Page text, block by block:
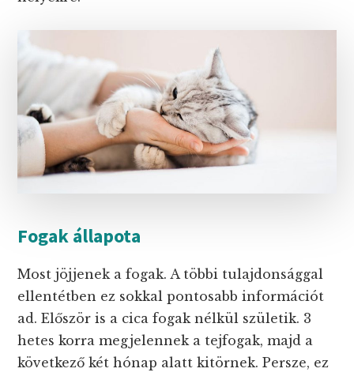
Fogak állapota
Most jöjjenek a fogak. A többi tulajdonsággal
ellentétben ez sokkal pontosabb információt
ad. Először is a cica fogak nélkül születik. 3
hetes korra megjelennek a tejfogak, majd a
következő két hónap alatt kitörnek. Persze, ez